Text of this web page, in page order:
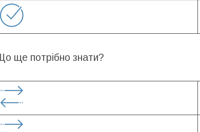
ще потрібно знати?